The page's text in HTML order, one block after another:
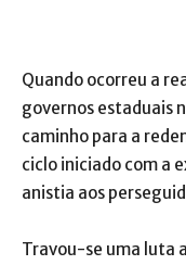
Quando ocorreu a
governos estaduais
caminho para a
ciclo iniciado com a
anistia aos
Travou-se uma luta